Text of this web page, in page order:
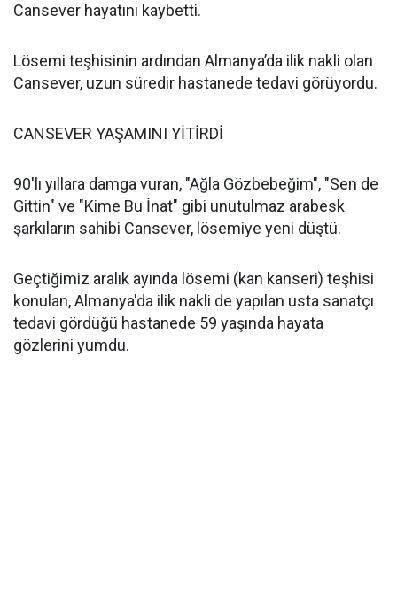
Cansever hayatını kaybetti.
Lösemi teşhisinin ardından Almanya’da ilik nakli olan
Cansever, uzun süredir hastanede tedavi görüyordu.
CANSEVER YAŞAMINI YİTİRDİ
90'lı yıllara damga vuran, "Ağla Gözbebeğim", "Sen de
Gittin" ve "Kime Bu İnat" gibi unutulmaz arabesk
şarkıların sahibi Cansever, lösemiye yeni düştü.
Geçtiğimiz aralık ayında lösemi (kan kanseri) teşhisi
konulan, Almanya'da ilik nakli de yapılan usta sanatçı
tedavi gördüğü hastanede 59 yaşında hayata
gözlerini yumdu.